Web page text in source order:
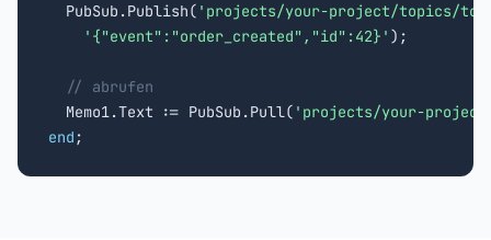
  PubSub.Publish(
'projects/your-project/topics/
'{"event":"order_created","id":42}' );
// abrufen
  Memo1.Text := PubSub.Pull(
'projects/your-
end ;